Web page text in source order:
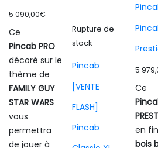
5 090,00€
Ce
Pincab PRO
décoré sur le
thème de
FAMILY GUY
STAR WARS
vous
permettra
de jouer à
Rupture de
stock
Pincab
[VENTE
FLASH]
Pincab
5
Ce
en
bois